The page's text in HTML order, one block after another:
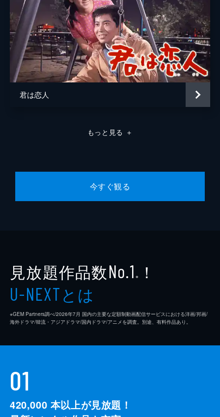
君は恋人
もっと見る ＋
今すぐ観る
見放題作品数No.1 ※ ！
U-NEXTとは
※GEM Partners調べ/2026年7⽉ 国内の主要な定額制動画配信サービスにおける洋画/邦画/
海外ドラマ/韓流・アジアドラマ/国内ドラマ/アニメを調査。別途、有料作品あり。
01
420,000 本以上が見放題！